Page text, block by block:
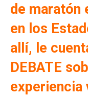
de maratón
en los
allí, le
DEBATE
experiencia